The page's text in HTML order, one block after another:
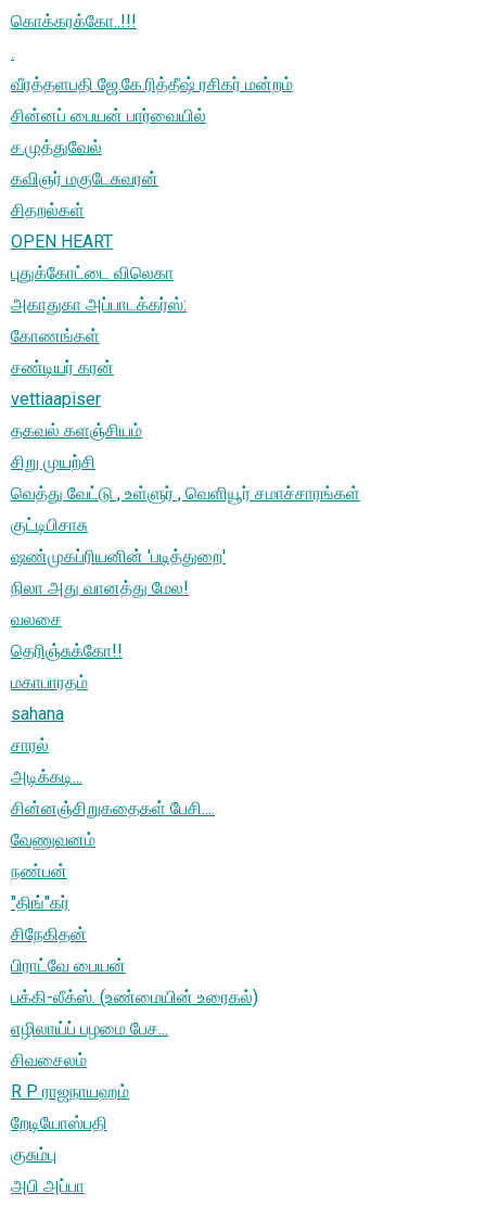
கொக்கரக்கோ..!!!
.
வீரத்தளபதி ஜே.கே.ரித்தீஷ் ரசிகர் மன்றம்
சின்னப் பையன் பார்வையில்
ச.முத்துவேல்
கவிஞர் மகுடேசுவரன்
சிதறல்கள்
OPEN HEART
புதுக்கோட்டை விலெகா
அகாதுகா அப்பாடக்கர்ஸ்:
கோணங்கள்
சண்டியர் கரன்
vettiaapiser
தகவல் களஞ்சியம்
சிறு முயற்சி
வெத்து வேட்டு , உள்ளுர் , வெளியூர் சமாச்சாரங்கள்
குட்டிபிசாசு
ஷண்முகப்ரியனின் 'படித்துறை'
நிலா அது வானத்து மேல!
வலசை
தெரிஞ்சுக்கோ!!
மகாபாரதம்
sahana
சாரல்
அடிக்கடி...
சின்னஞ்சிறுகதைகள் பேசி....
வேணுவனம்
நண்பன்
"திங்"கர்
சிநேகிதன்
பிராட்வே பையன்
பக்கி-லீக்ஸ். (உண்மையின் உரைகல்)
எழிலாய்ப் பழமை பேச...
சிவசைலம்
R P ராஜநாயஹம்
றேடியோஸ்பதி
குசும்பு
அபி அப்பா